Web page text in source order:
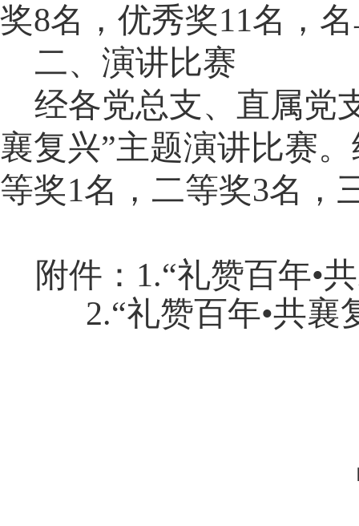
奖8名，优秀奖11名，
二、演讲比赛
经各党总支、直属党
襄复兴”主题演讲比赛
等奖1名，二等奖3名，
附件： 1.“礼赞百年•
2.“礼赞百年•共